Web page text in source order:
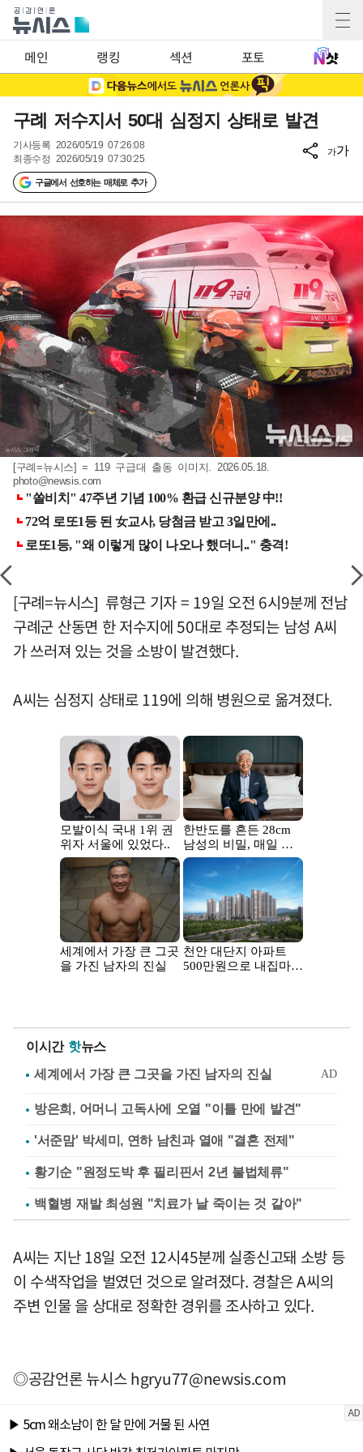
메인 랭킹 섹션 포토
구례 저수지서 50대 심정지 상태로 발견
기사등록 2026/05/19 07:26:08
최종수정 2026/05/19 07:30:25
구글에서 선호하는 매체로 추가
가가
[구례=뉴시스] = 119 구급대 출동 이미지. 2026.05.18.
photo@newsis.com
[구례=뉴시스] 류형근 기자 = 19일 오전 6시9분께 전남
구례군 산동면 한 저수지에 50대로 추정되는 남성 A씨
가 쓰러져 있는 것을 소방이 발견했다.
A씨는 심정지 상태로 119에 의해 병원으로 옮겨졌다.
이시간 핫뉴스
방은희, 어머니 고독사에 오열 "이틀 만에 발견"
'서준맘' 박세미, 연하 남친과 열애 "결혼 전제"
황기순 "원정도박 후 필리핀서 2년 불법체류"
백혈병 재발 최성원 "치료가 날 죽이는 것 같아"
A씨는 지난 18일 오전 12시45분께 실종신고돼 소방 등
이 수색작업을 벌였던 것으로 알려졌다. 경찰은 A씨의
주변 인물 을 상대로 정확한 경위를 조사하고 있다.
◎공감언론 뉴시스hgryu77@newsis.com